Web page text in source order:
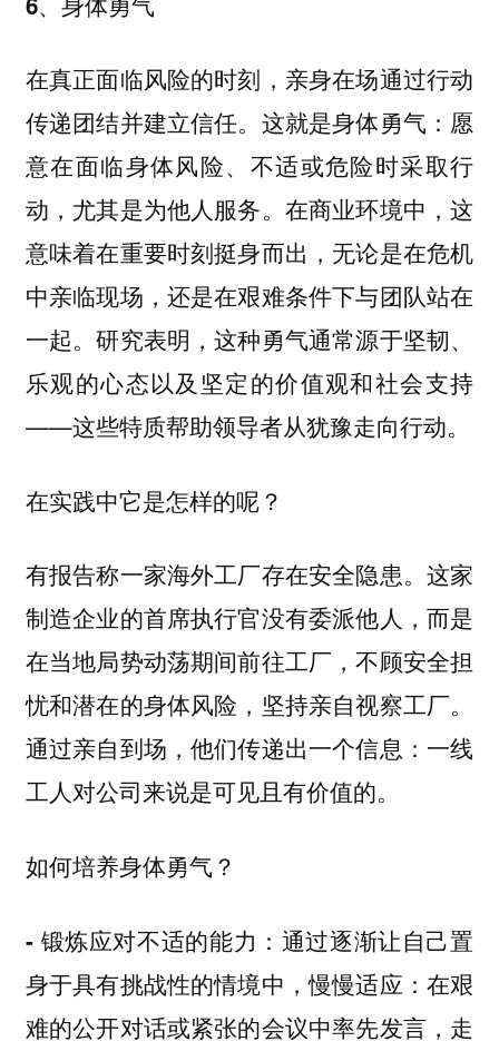
在真正面临风险的时刻，亲身在场通过行动
传递团结并建立信任。这就是身体勇气：愿
意在面临身体风险、不适或危险时采取行
动，尤其是为他人服务。在商业环境中，这
意味着在重要时刻挺身而出，无论是在危机
中亲临现场，还是在艰难条件下与团队站在
一起。研究表明，这种勇气通常源于坚韧、
乐观的心态以及坚定的价值观和社会支持
——这些特质帮助领导者从犹豫走向行动。
在实践中它是怎样的呢？
有报告称一家海外工厂存在安全隐患。这家
制造企业的首席执行官没有委派他人，而是
在当地局势动荡期间前往工厂，不顾安全担
忧和潜在的身体风险，坚持亲自视察工厂。
通过亲自到场，他们传递出一个信息：一线
工人对公司来说是可见且有价值的。
如何培养身体勇气？
- 锻炼应对不适的能力： 通过逐渐让自己置
身于具有挑战性的情境中，慢慢适应：在艰
难的公开对话或紧张的会议中率先发言，走